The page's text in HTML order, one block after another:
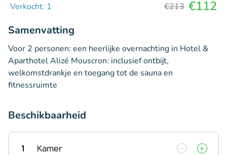
Verkocht: 1 €213 €112
Samenvatting
Voor 2 personen: een heerlijke overnachting in Hotel &
Aparthotel Alizé Mouscron: inclusief ontbijt,
welkomstdrankje en toegang tot de sauna en
fitnessruimte
Beschikbaarheid
1 Kamer